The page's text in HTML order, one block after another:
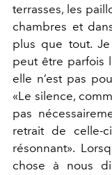
terrasses, les
chambres et
plus que tout.
peut être parfois
elle n’est pas
«Le silence,
pas
retrait de celle-
résonnant».
chose à nous